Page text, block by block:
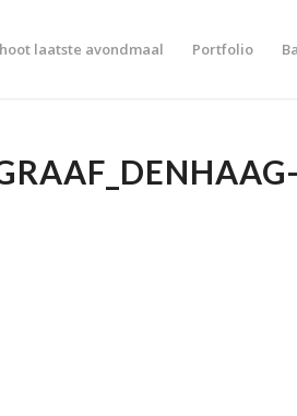
laatste avondmaal Portfolio